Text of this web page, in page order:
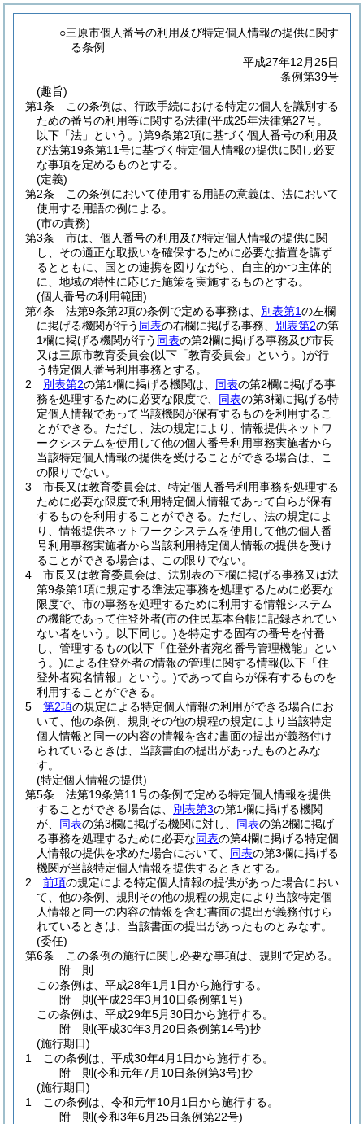
○三原市個人番号の利用及び特定個人情報の提供に関す
る条例
平成27年12月25日
条例第39号
(趣旨)
第1条
この条例は、行政手続における特定の個人を識別する
ための番号の利用等に関する法律(平成25年法律第27号。
以下「法」という。)第9条第2項に基づく個人番号の利用及
び法第19条第11号に基づく特定個人情報の提供に関し必要
な事項を定めるものとする。
(定義)
第2条
この条例において使用する用語の意義は、法において
使用する用語の例による。
(市の責務)
第3条
市は、個人番号の利用及び特定個人情報の提供に関
し、その適正な取扱いを確保するために必要な措置を講ず
るとともに、国との連携を図りながら、自主的かつ主体的
に、地域の特性に応じた施策を実施するものとする。
(個人番号の利用範囲)
第4条
法第9条第2項の条例で定める事務は、 別表第1の左欄
に掲げる機関が行う 同表の右欄に掲げる事務、 別表第2の第
1欄に掲げる機関が行う 同表の第2欄に掲げる事務及び市長
又は三原市教育委員会(以下「教育委員会」という。)が行
う特定個人番号利用事務とする。
2
別表第2の第1欄に掲げる機関は、 同表の第2欄に掲げる事
務を処理するために必要な限度で、 同表の第3欄に掲げる特
定個人情報であって当該機関が保有するものを利用するこ
とができる。 ただし、法の規定により、情報提供ネットワ
ークシステムを使用して他の個人番号利用事務実施者から
当該特定個人情報の提供を受けることができる場合は、こ
の限りでない。
3
市長又は教育委員会は、特定個人番号利用事務を処理する
ために必要な限度で利用特定個人情報であって自らが保有
するものを利用することができる。 ただし、法の規定によ
り、情報提供ネットワークシステムを使用して他の個人番
号利用事務実施者から当該利用特定個人情報の提供を受け
ることができる場合は、この限りでない。
4
市長又は教育委員会は、法別表の下欄に掲げる事務又は法
第9条第1項に規定する準法定事務を処理するために必要な
限度で、市の事務を処理するために利用する情報システム
の機能であって住登外者(市の住民基本台帳に記録されてい
ない者をいう。以下同じ。)を特定する固有の番号を付番
し、管理するもの(以下「住登外者宛名番号管理機能」とい
う。)による住登外者の情報の管理に関する情報(以下「住
登外者宛名情報」という。)であって自らが保有するものを
利用することができる。
5
第2項の規定による特定個人情報の利用ができる場合にお
いて、他の条例、規則その他の規程の規定により当該特定
個人情報と同一の内容の情報を含む書面の提出が義務付け
られているときは、当該書面の提出があったものとみな
す。
(特定個人情報の提供)
第5条
法第19条第11号の条例で定める特定個人情報を提供
することができる場合は、 別表第3の第1欄に掲げる機関
が、 同表の第3欄に掲げる機関に対し、 同表の第2欄に掲げ
る事務を処理するために必要な同表の第4欄に掲げる特定個
人情報の提供を求めた場合において、 同表の第3欄に掲げる
機関が当該特定個人情報を提供するときとする。
2
前項の規定による特定個人情報の提供があった場合におい
て、他の条例、規則その他の規程の規定により当該特定個
人情報と同一の内容の情報を含む書面の提出が義務付けら
れているときは、当該書面の提出があったものとみなす。
(委任)
第6条
この条例の施行に関し必要な事項は、規則で定める。
附 則
この条例は、平成28年1月1日から施行する。
附 則(平成29年3月10日条例第1号)
この条例は、平成29年5月30日から施行する。
附 則(平成30年3月20日条例第14号)抄
(施行期日)
1
この条例は、平成30年4月1日から施行する。
附 則(令和元年7月10日条例第3号)抄
(施行期日)
1
この条例は、令和元年10月1日から施行する。
附 則(令和3年6月25日条例第22号)